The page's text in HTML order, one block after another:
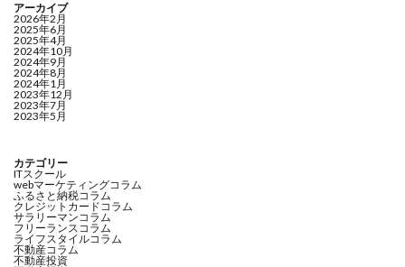
アーカイブ
2026年2月
2025年6月
2025年4月
2024年10月
2024年9月
2024年8月
2024年1月
2023年12月
2023年7月
2023年5月
カテゴリー
ITスクール
webマーケティングコラム
ふるさと納税コラム
クレジットカードコラム
サラリーマンコラム
フリーランスコラム
ライフスタイルコラム
不動産コラム
不動産投資